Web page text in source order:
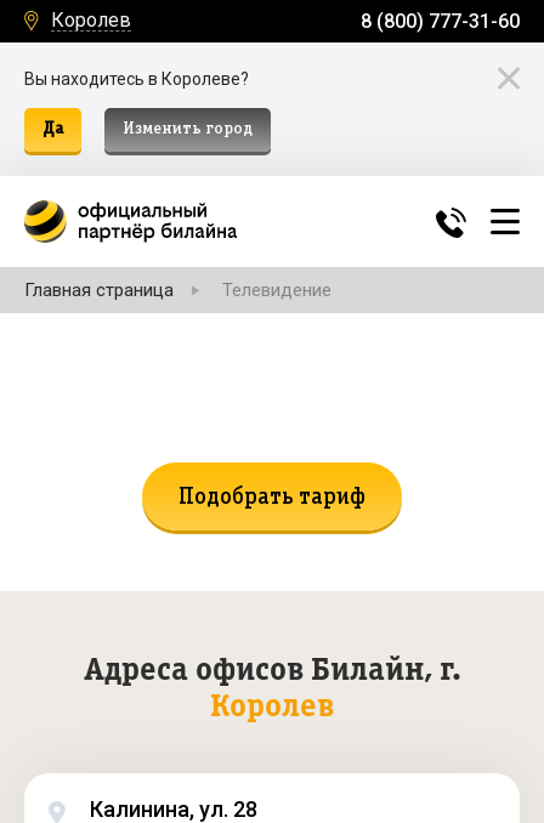
Королев 8 (800) 777-31-60
Вы находитесь в Королеве?
Да Изменить город
Главная страница Телевидение
Подобрать тариф
Адреса офисов Билайн, г.
Королев
Калинина, ул. 28